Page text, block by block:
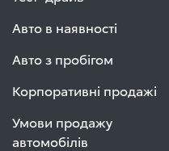
Авто в наявності
Авто з пробігом
Корпоративні продажі
Умови продажу
автомобілів